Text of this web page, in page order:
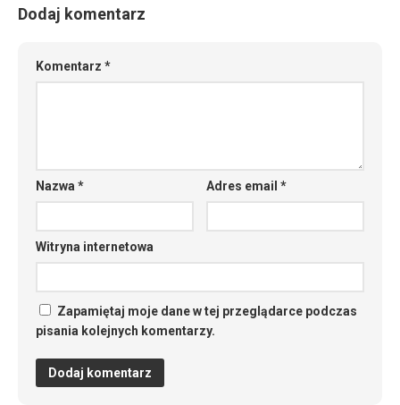
Dodaj komentarz
Komentarz *
Nazwa* Adres email*
Witryna internetowa
Zapamiętaj moje dane w tej przeglądarce podczas
pisania kolejnych komentarzy.